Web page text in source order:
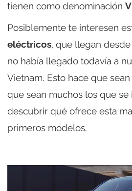
tienen como denominación
Posiblemente te interesen
eléctricos, que llegan
no había llegado todavía a
Vietnam. Esto hace que
que sean muchos los que se
descubrir qué ofrece esta
primeros modelos.